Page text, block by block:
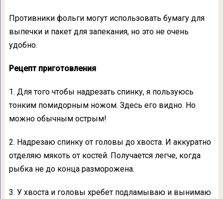
Противники фольги могут использовать бумагу для
выпечки и пакет для запекания, но это не очень
удобно.
Рецепт приготовления
1. Для того чтобы надрезать спинку, я пользуюсь
тонким помидорным ножом. Здесь его видно. Но
можно обычным острым!
2. Надрезаю спинку от головы до хвоста. И аккуратно
отделяю мякоть от костей. Получается легче, когда
рыбка не до конца разморожена.
3. У хвоста и головы хребет подламываю и вынимаю